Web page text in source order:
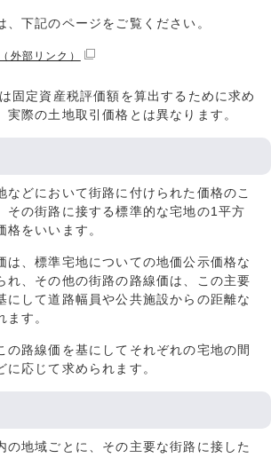
、下記のページをご覧ください。
（外部リンク）
固定資産税評価額を算出するために求め
実際の土地取引価格とは異なります。
などにおいて街路に付けられた価格のこ
その街路に接する標準的な宅地の1平方
格をいいます。
は、標準宅地についての地価公示価格な
れ、その他の街路の路線価は、この主要
にして道路幅員や公共施設からの距離な
ます。
の路線価を基にしてそれぞれの宅地の間
に応じて求められます。
の地域ごとに、その主要な街路に接した